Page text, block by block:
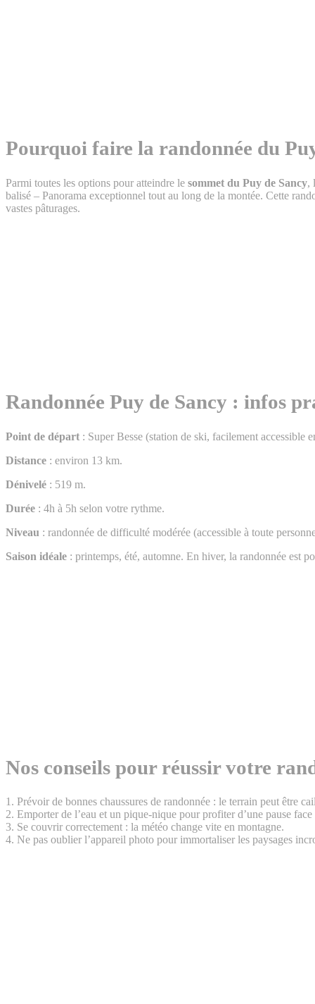
Pourquoi faire la randonnée du
Parmi toutes les options pour atteindre le sommet du Puy de Sancy,
balisé – Panorama exceptionnel tout au long de la montée. Cette
vastes pâturages.
Randonnée Puy de Sancy : infos
Point de départ : Super Besse (station de ski, facilement accessible
Distance : environ 13 km.
Dénivelé : 519 m.
Durée : 4h à 5h selon votre rythme.
Niveau : randonnée de difficulté modérée (accessible à toute
Saison idéale : printemps, été, automne. En hiver, la randonnée est
Nos conseils pour réussir votre
1. Prévoir de bonnes chaussures de randonnée : le terrain peut être
2. Emporter de l’eau et un pique-nique pour profiter d’une pause
3. Se couvrir correctement : la météo change vite en montagne.
4. Ne pas oublier l’appareil photo pour immortaliser les paysages